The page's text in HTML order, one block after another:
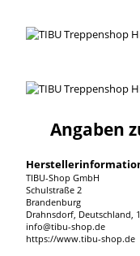
Angaben
TIBU-Shop GmbH
Schulstraße 2
Brandenburg
Drahnsdorf, Deutschland,
info@tibu-shop.de
https://www.tibu-shop.de